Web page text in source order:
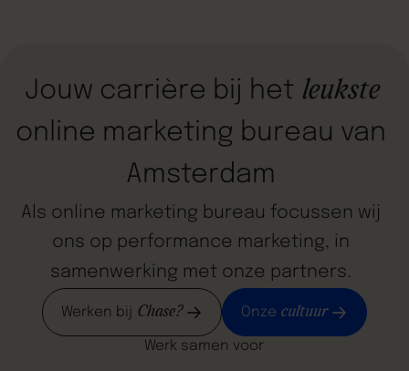
Jouw carrière bij het leukste
online marketing bureau van
Amsterdam
Als online marketing bureau focussen wij
ons op performance marketing, in
samenwerking met onze partners.
Werken bij Chase? Onze cultuur
Werk samen voor